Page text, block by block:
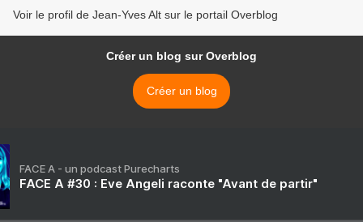
Voir le profil de Jean-Yves Alt sur le portail Overblog
Créer un blog sur Overblog
Créer un blog
FACE A - un podcast Purecharts
FACE A #30 : Eve Angeli raconte "Avant de partir"